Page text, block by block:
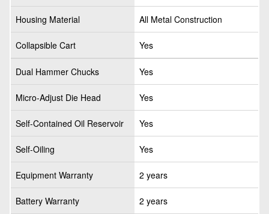
Housing Material All Metal Construction
Collapsible Cart Yes
Dual Hammer Chucks Yes
Micro-Adjust Die Head Yes
Self-Contained Oil Reservoir Yes
Self-Oiling Yes
Equipment Warranty 2 years
Battery Warranty 2 years